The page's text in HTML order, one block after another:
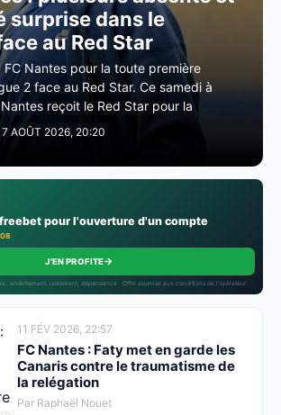
surprise dans le
au Red Star
FC Nantes pour la toute première
2 face au Red Star. Ce samedi à
reçoit le Red Star pour la
7 AOÛT 2026, 20:20
pour l'ouverture d'un compte
08
J'EN PROFITE→
: endettement, isolement, dépendance · Offre soumise aux conditions de l’opérateur.
11 FÉV 2026, 22:57
FC Nantes : Faty met en garde les
Canaris contre le traumatisme de
la relégation
Par Raphaël Nouet